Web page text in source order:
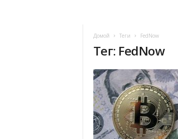
Домой Теги FedNow
Тег: FedNow